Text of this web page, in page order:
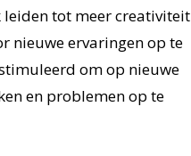
tot meer creativiteit
nieuwe ervaringen op te
om op nieuwe
en problemen op te